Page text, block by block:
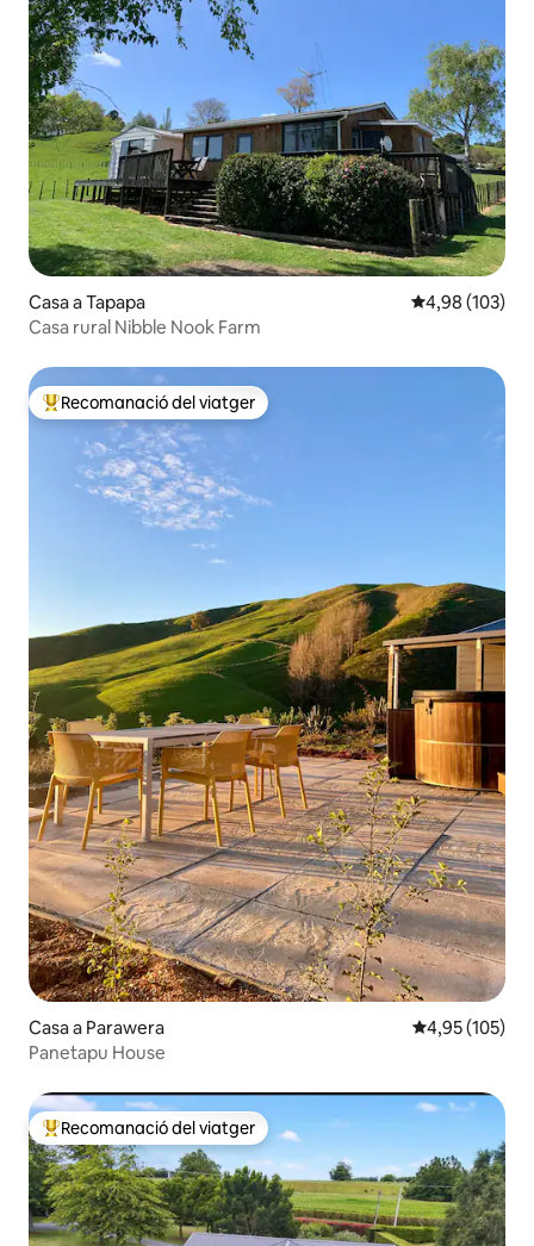
Casa a Tapapa 4,98 de
4,98 (103)
Casa rural Nibble Nook Farm
Principals recomanacions dels viatgers
Recomanació del viatger
Casa a Parawera 4,95 de
4,95 (105)
Panetapu House
Principals recomanacions dels viatgers
Recomanació del viatger